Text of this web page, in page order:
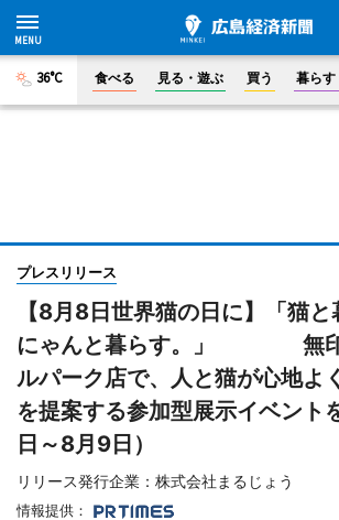
36°C 食べる 見る・遊ぶ 買う 暮らす
プレスリリース
【8月8日世界猫の日に】「猫
にゃんと暮らす。」 無印
ルパーク店で、人と猫が心地よ
を提案する参加型展示イベント
日～8月9日）
リリース発行企業：株式会社まるじょう
情報提供：